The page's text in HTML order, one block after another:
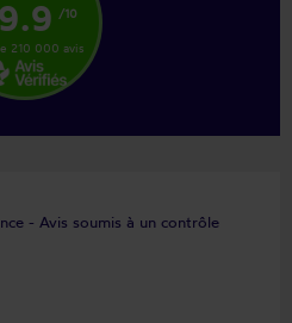
9.9 /10
210 000 avis
- Avis soumis à un contrôle